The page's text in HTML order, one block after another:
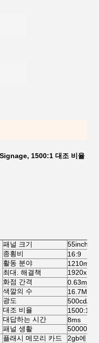
1500:1 대조 비율
패널 크기
55inch 진
종횡비
16:9
활동 분야
1210mm
최대. 해결책
1920x
화점 간격
0.63mm
색깔의 수
16.7M
광도
500cd/m2
대조 비율
1500:1
대답하는 시간
8ms
패널 생활
50000 시
플래시 메모리 카드 2gb에 수